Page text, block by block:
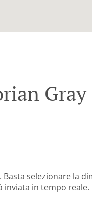
selezionare la
inviata in tempo reale.